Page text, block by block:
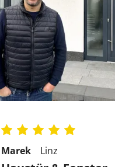
Marek Linz